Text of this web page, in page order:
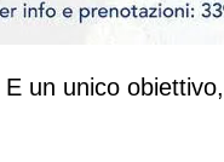
E un unico